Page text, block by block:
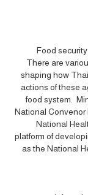
Food
There are
shaping how
actions of these
food system.
National Convenor
National
platform of
as the National